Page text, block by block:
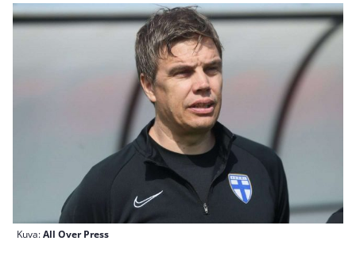
Kuva:All Over Press